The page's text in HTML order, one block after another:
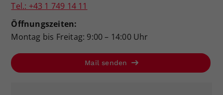
Tel.: +43 1 749 14 11
Öffnungszeiten:
Montag bis Freitag: 9:00 – 14:00 Uhr
Mail senden